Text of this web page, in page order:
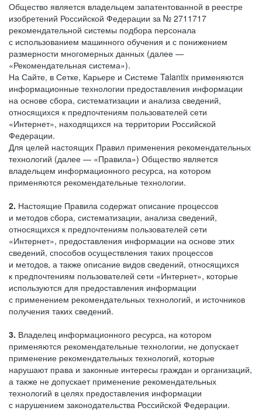
Общество является владельцем запатентованной в реестре
изобретений Российской Федерации за № 2711717
рекомендательной системы подбора персонала
с использованием машинного обучения и с понижением
размерности многомерных данных (далее —
«Рекомендательная система»).
На Сайте, в Сетке, Карьере и Системе Talantix применяются
информационные технологии предоставления информации
на основе сбора, систематизации и анализа сведений,
относящихся к предпочтениям пользователей сети
«Интернет», находящихся на территории Российской
Федерации.
Для целей настоящих Правил применения рекомендательных
технологий (далее — «Правила») Общество является
владельцем информационного ресурса, на котором
применяются рекомендательные технологии.
2. Настоящие Правила содержат описание процессов
и методов сбора, систематизации, анализа сведений,
относящихся к предпочтениям пользователей сети
«Интернет», предоставления информации на основе этих
сведений, способов осуществления таких процессов
и методов, а также описание видов сведений, относящихся
к предпочтениям пользователей сети «Интернет», которые
используются для предоставления информации
с применением рекомендательных технологий, и источников
получения таких сведений.
3. Владелец информационного ресурса, на котором
применяются рекомендательные технологии, не допускает
применение рекомендательных технологий, которые
нарушают права и законные интересы граждан и организаций,
а также не допускает применение рекомендательных
технологий в целях предоставления информации
с нарушением законодательства Российской Федерации.